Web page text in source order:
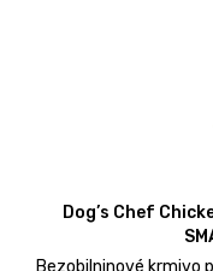
Dog’s Chef
Bezobilninové krmivo